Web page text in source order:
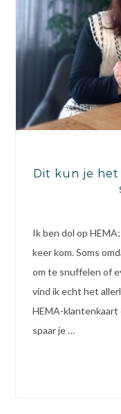
Dit kun je het
Ik ben dol op
keer kom. Soms
om te snuffelen of
vind ik echt het
HEMA-klantenkaart
spaar je …